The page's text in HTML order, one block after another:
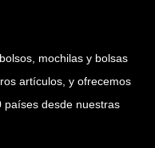
mochilas y bolsas
artículos, y ofrecemos
países desde nuestras